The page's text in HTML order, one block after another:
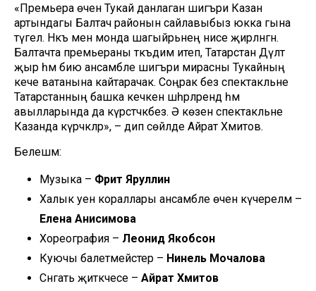
«Премьера өчен Тукай данлаган шигъри Казан
артындагы Балтач районын сайлавыбыз юкка гына
түгел. Нәкъ менә монда шагыйрьнең әнисе җирләнгән.
Балтачта премьераны тәкъдим итеп, Татарстан Дәүләт
җыр һәм бию ансамбле шигъри мирасны Тукайның
кече ватанына кайтарачак. Соңрак без спектакльне
Татарстанның башка кечкенә шәһәрләрендә һәм
авылларында да күрсәтәчәкбез. Ә көзен спектакльне
Казанда күрәчәкләр», – дип сөйләде Айрат Хәмитов.
Белешмә:
Музыка – Фәрит Яруллин
Халык уен кораллары ансамбле өчен күчерелмә –
Елена Анисимова
Хореография – Леонид Якобсон
Куючы балетмейстер – Нинель Мочалова
Сәнгать җитәкчесе – Айрат Хәмитов